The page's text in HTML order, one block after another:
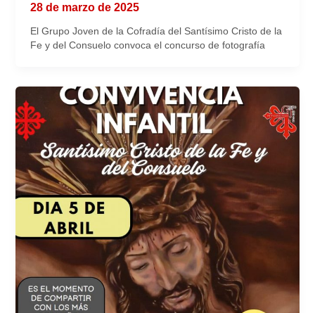
28 de marzo de 2025
El Grupo Joven de la Cofradía del Santísimo Cristo de la
Fe y del Consuelo convoca el concurso de fotografía